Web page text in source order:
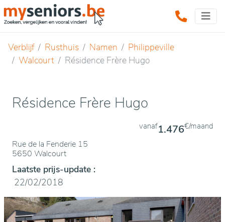
Verblijf Rusthuis Namen
Philippeville
Walcourt
Résidence Frère Hugo
Résidence Frère Hugo
Rue de la Fenderie 15
5650 Walcourt
vanaf1.476€/maand
Laatste prijs-update :
22/02/2018